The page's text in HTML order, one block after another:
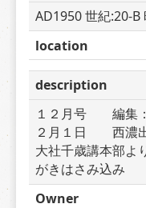
AD1950 世紀:20-B
location
description
１２月号　　編集
２月１日　　西濃
大社千歳講本部よ
がきはさみ込み　
Owner